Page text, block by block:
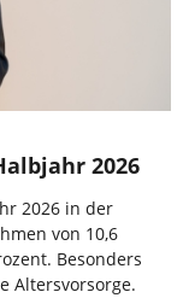
2026
2026 in der
von 10,6
Besonders
Altersvorsorge.